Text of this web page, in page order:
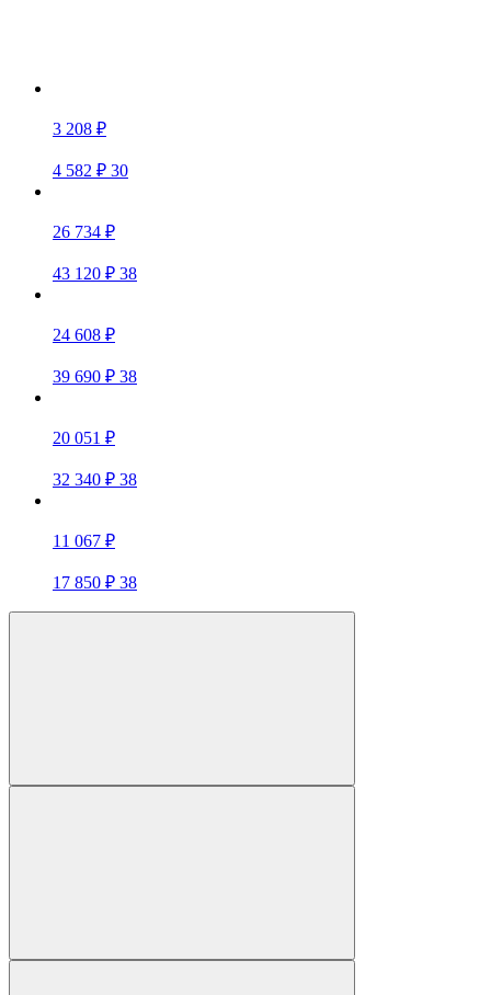
3 208 ₽
4 582 ₽ 30
26 734 ₽
43 120 ₽ 38
24 608 ₽
39 690 ₽ 38
20 051 ₽
32 340 ₽ 38
11 067 ₽
17 850 ₽ 38